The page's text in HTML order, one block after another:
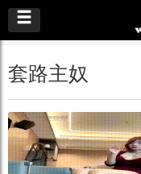
套路主奴